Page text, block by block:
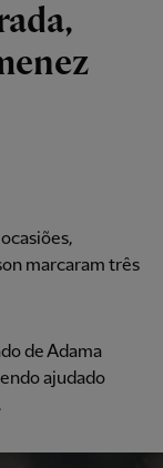
marcaram três
de Adama
ajudado